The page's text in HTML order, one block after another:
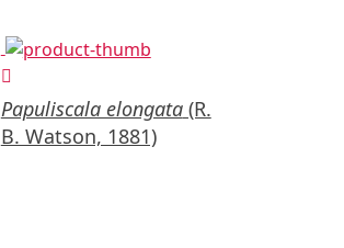
Papuliscala elongata(R.
B. Watson, 1881)